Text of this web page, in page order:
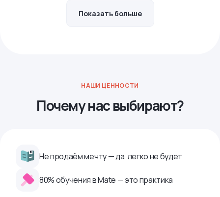
Показать больше
НАШИ ЦЕННОСТИ
Почему нас выбирают?
Не продаём мечту — да, легко не будет
80% обучения в Mate — это практика